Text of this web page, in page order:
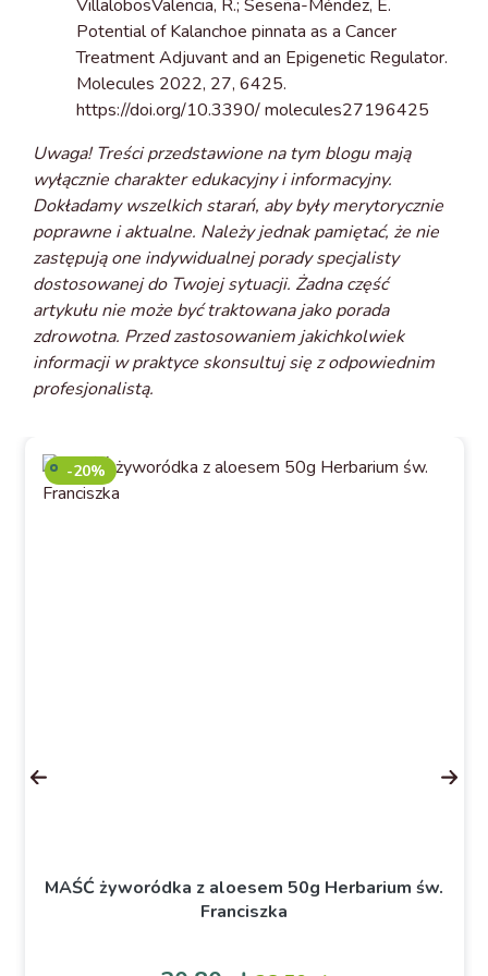
VillalobosValencia, R.; Seseña-Méndez, E.
Potential of Kalanchoe pinnata as a Cancer
Treatment Adjuvant and an Epigenetic Regulator.
Molecules 2022, 27, 6425.
https://doi.org/10.3390/ molecules27196425
Uwaga! Treści przedstawione na tym blogu mają
wyłącznie charakter edukacyjny i informacyjny.
Dokładamy wszelkich starań, aby były merytorycznie
poprawne i aktualne. Należy jednak pamiętać, że nie
zastępują one indywidualnej porady specjalisty
dostosowanej do Twojej sytuacji. Żadna część
artykułu nie może być traktowana jako porada
zdrowotna. Przed zastosowaniem jakichkolwiek
informacji w praktyce skonsultuj się z odpowiednim
profesjonalistą.
MAŚĆ żyworódka z aloesem 50g Herbarium św.
Franciszka
-20%